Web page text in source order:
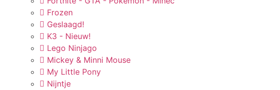
Frozen
Geslaagd!
K3 - Nieuw!
Lego Ninjago
Mickey & Minni Mouse
My Little Pony
Nijntje